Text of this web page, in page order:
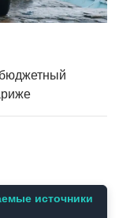
бюджетный
источники